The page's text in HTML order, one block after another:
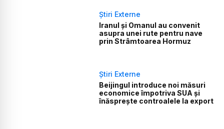
Știri Externe
Iranul și Omanul au convenit
asupra unei rute pentru nave
prin Strâmtoarea Hormuz
Știri Externe
Beijingul introduce noi măsuri
economice împotriva SUA și
înăsprește controalele la export